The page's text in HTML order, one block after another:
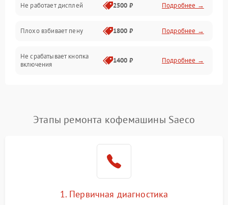
Не работает дисплей 2500 ₽ Подробнее →
Плохо взбивает пену 1800 ₽ Подробнее →
Не срабатывает кнопка
включения
1400 ₽ Подробнее →
Постоянные сбои в работе 1500 ₽ Подробнее →
Этапы ремонта кофемашины Saeco
1. Первичная диагностика